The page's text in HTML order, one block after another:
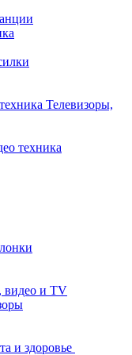
Телевизоры,
техника
видео и TV
и здоровье